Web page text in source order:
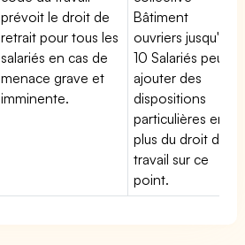
prévoit le droit de
retrait pour tous les
salariés en cas de
menace grave et
imminente.
Bâtiment
ouvriers jusqu'à
10 Salariés peut
ajouter des
dispositions
particulières en
plus du droit du
travail sur ce
point.